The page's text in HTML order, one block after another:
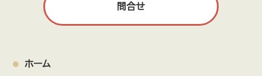
問合せ
ホーム